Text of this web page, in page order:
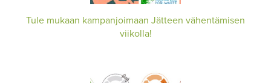
Tule mukaan kampanjoimaan Jätteen vähentämisen
viikolla!